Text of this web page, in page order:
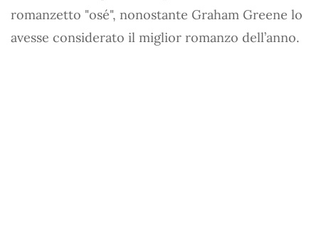
romanzetto "osé", nonostante Graham Greene lo
avesse considerato il miglior romanzo dell’anno.